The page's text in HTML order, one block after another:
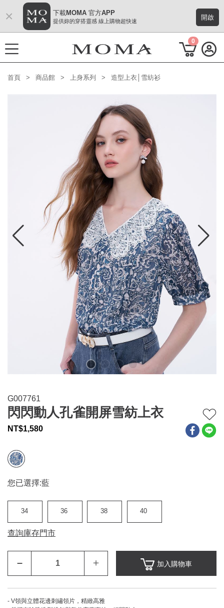
M Plus AW 形象 與時間共存
下著系列
連身系列
百搭配件
網站須知與政策
× 下載MOMA 官方APP
提供妳的穿搭靈感 線上購物超快速 開啟
0
首頁 商品館 上身系列 造型上衣│雪紡衫
G007761
閃閃動人孔雀開屏雪紡上衣
NT$1,580
您已選擇:藍
34 36 38 40
查詢庫存門市
– ＋ 加入購物車
- V領與立體花邊刺繡領片，精緻高雅